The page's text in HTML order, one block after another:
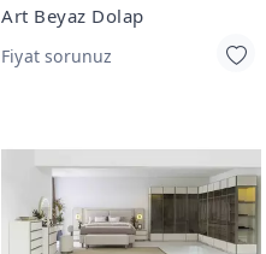
Art Beyaz Dolap
Fiyat sorunuz